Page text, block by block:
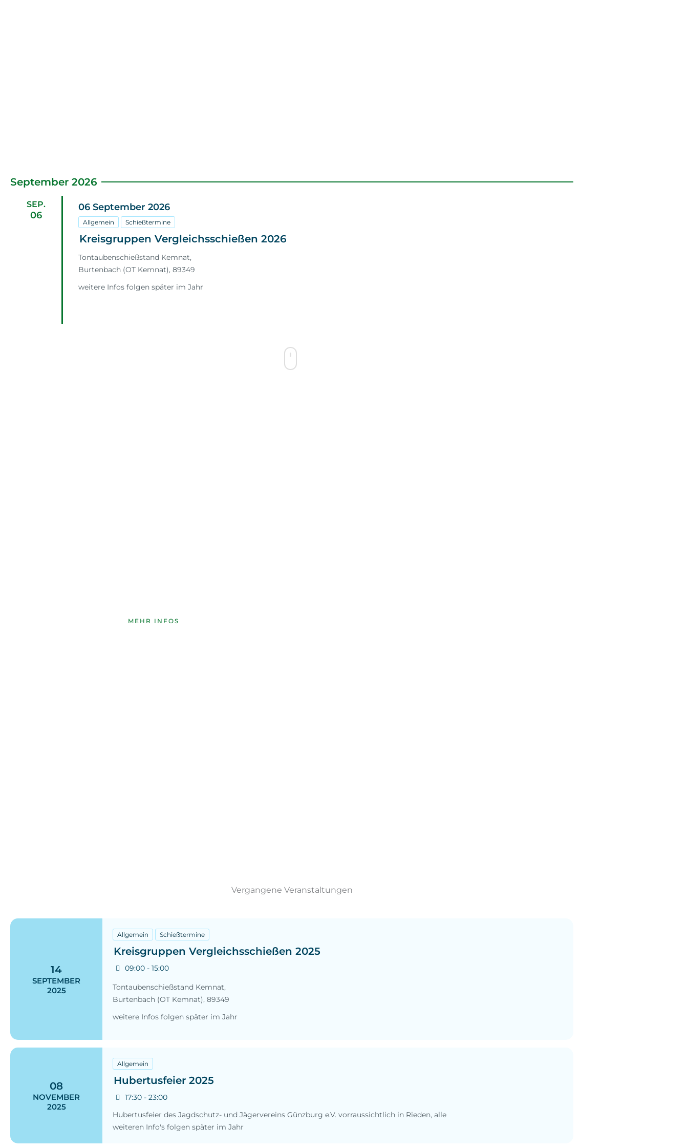
September 2026
SEP.
06
06 September 2026
Allgemein Schießtermine
Kreisgruppen Vergleichsschießen 2026
Tontaubenschießstand Kemnat,
Burtenbach (OT Kemnat), 89349
weitere Infos folgen später im Jahr
MEHR INFOS
Vergangene Veranstaltungen
14
SEPTEMBER
2025
Allgemein Schießtermine
Kreisgruppen Vergleichsschießen 2025
09:00 - 15:00
Tontaubenschießstand Kemnat,
Burtenbach (OT Kemnat), 89349
weitere Infos folgen später im Jahr
08
NOVEMBER
2025
Allgemein
Hubertusfeier 2025
17:30 - 23:00
Hubertusfeier des Jagdschutz- und Jägervereins Günzburg e.V. vorraussichtlich in Rieden, alle
weiteren Info's folgen später im Jahr